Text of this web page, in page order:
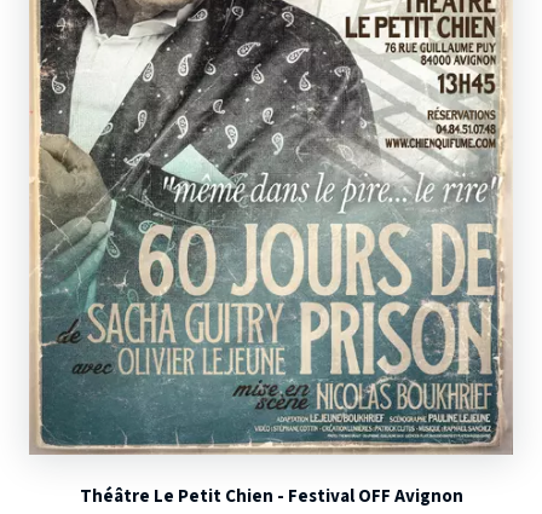
Théâtre Le Petit Chien - Festival OFF Avignon